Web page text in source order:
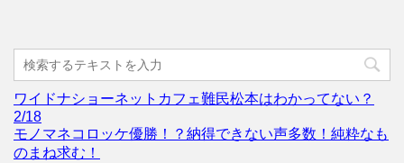
ワイドナショーネットカフェ難民松本はわかってない？
2/18
モノマネコロッケ優勝！？納得できない声多数！純粋なも
のまね求む！